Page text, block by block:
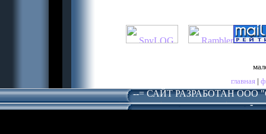
главная |
--= САЙТ РАЗРАБОТАН ООО
-